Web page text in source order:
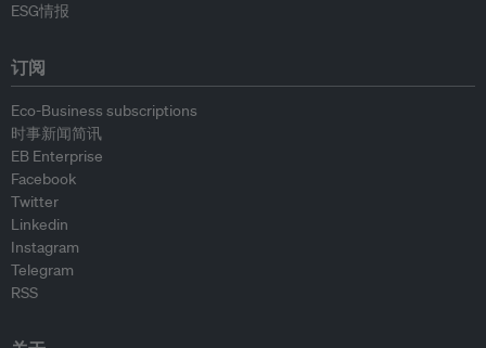
ESG情报
订阅
Eco-Business subscriptions
时事新闻简讯
EB Enterprise
Facebook
Twitter
Linkedin
Instagram
Telegram
RSS